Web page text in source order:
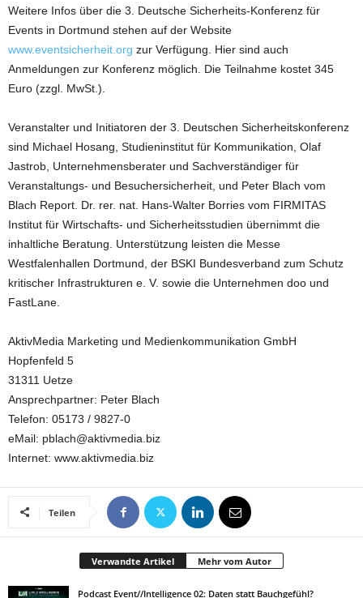
Weitere Infos über die 3. Deutsche Sicherheits-Konferenz für
Events in Dortmund stehen auf der Website
www.eventsicherheit.org zur Verfügung. Hier sind auch
Anmeldungen zur Konferenz möglich. Die Teilnahme kostet 345
Euro (zzgl. MwSt.).
Veranstalter und Initiatoren der 3. Deutschen Sicherheitskonferenz
sind Michael Hosang, Studieninstitut für Kommunikation, Olaf
Jastrob, Unternehmensberater und Sachverständiger für
Veranstaltungs- und Besuchersicherheit, und Peter Blach vom
Blach Report. Dr. rer. nat. Hans-Walter Borries vom FIRMITAS
Institut für Wirtschafts- und Sicherheitsstudien übernimmt die
inhaltliche Beratung. Unterstützung leisten die Messe
Westfalenhallen Dortmund, der BSKI Bundesverband zum Schutz
kritischer Infrastrukturen e. V. sowie die Unternehmen doo und
FastLane.
AktivMedia Marketing und Medienkommunikation GmbH
Hopfenfeld 5
31311 Uetze
Ansprechpartner: Peter Blach
Telefon: 05173 / 9827-0
eMail: pblach@aktivmedia.biz
Internet: www.aktivmedia.biz
Teilen
Verwandte Artikel Mehr vom Autor
Podcast Event//Intelligence 02: Daten statt Bauchgefühl?